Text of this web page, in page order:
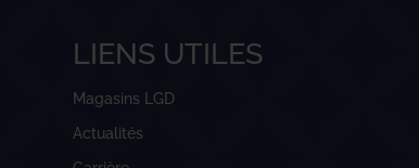
LIENS UTILES
Magasins LGD
Actualités